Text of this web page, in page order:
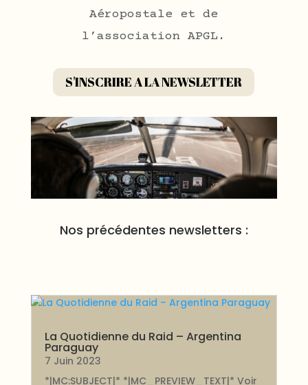
Aéropostale et de
l’association APGL.
S'INSCRIRE A LA NEWSLETTER
Nos précédentes newsletters :
La Quotidienne du Raid – Argentina
Paraguay
7 Juin 2023
*|MC:SUBJECT|* *|MC_PREVIEW_TEXT|* Voir